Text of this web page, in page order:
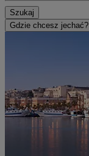
Szukaj
Gdzie chcesz jechać?